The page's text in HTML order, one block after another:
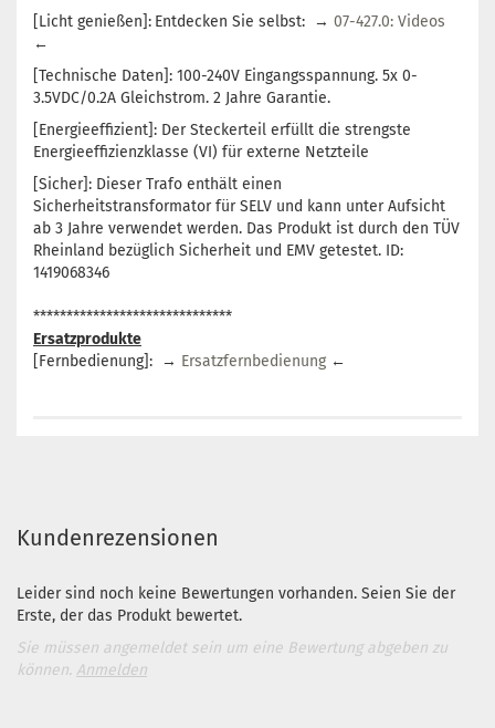
[Licht genießen]: Entdecken Sie selbst: → 07-427.0: Videos
←
[Technische Daten]: 100-240V Eingangsspannung. 5x 0-
3.5VDC/0.2A Gleichstrom. 2 Jahre Garantie.
[Energieeffizient]: Der Steckerteil erfüllt die strengste
Energieeffizienzklasse (VI) für externe Netzteile
[Sicher]: Dieser Trafo enthält einen
Sicherheitstransformator für SELV und kann unter Aufsicht
ab 3 Jahre verwendet werden. Das Produkt ist durch den TÜV
Rheinland bezüglich Sicherheit und EMV getestet. ID:
1419068346
******************************
Ersatzprodukte
[Fernbedienung]: → Ersatzfernbedienung ←
Kundenrezensionen
Leider sind noch keine Bewertungen vorhanden. Seien Sie der
Erste, der das Produkt bewertet.
Sie müssen angemeldet sein um eine Bewertung abgeben zu
können. Anmelden